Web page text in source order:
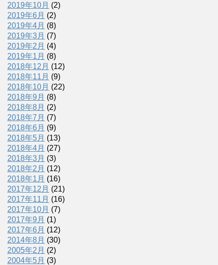
2019年10月 (2)
2019年6月 (2)
2019年4月 (8)
2019年3月 (7)
2019年2月 (4)
2019年1月 (8)
2018年12月 (12)
2018年11月 (9)
2018年10月 (22)
2018年9月 (8)
2018年8月 (2)
2018年7月 (7)
2018年6月 (9)
2018年5月 (13)
2018年4月 (27)
2018年3月 (3)
2018年2月 (12)
2018年1月 (16)
2017年12月 (21)
2017年11月 (16)
2017年10月 (7)
2017年9月 (1)
2017年6月 (12)
2014年8月 (30)
2005年2月 (2)
2004年5月 (3)